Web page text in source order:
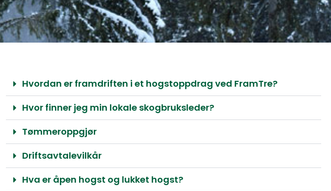
Hvordan er framdriften i et hogstoppdrag ved FramTre?
Hvor finner jeg min lokale skogbruksleder?
Tømmeroppgjør
Driftsavtalevilkår
Hva er åpen hogst og lukket hogst?